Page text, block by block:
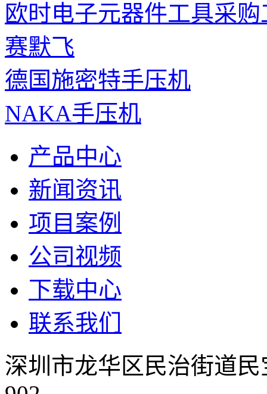
欧时电子元器件工具采购
赛默飞
德国施密特手压机
NAKA手压机
产品中心
新闻资讯
项目案例
公司视频
下载中心
联系我们
深圳市龙华区民治街道